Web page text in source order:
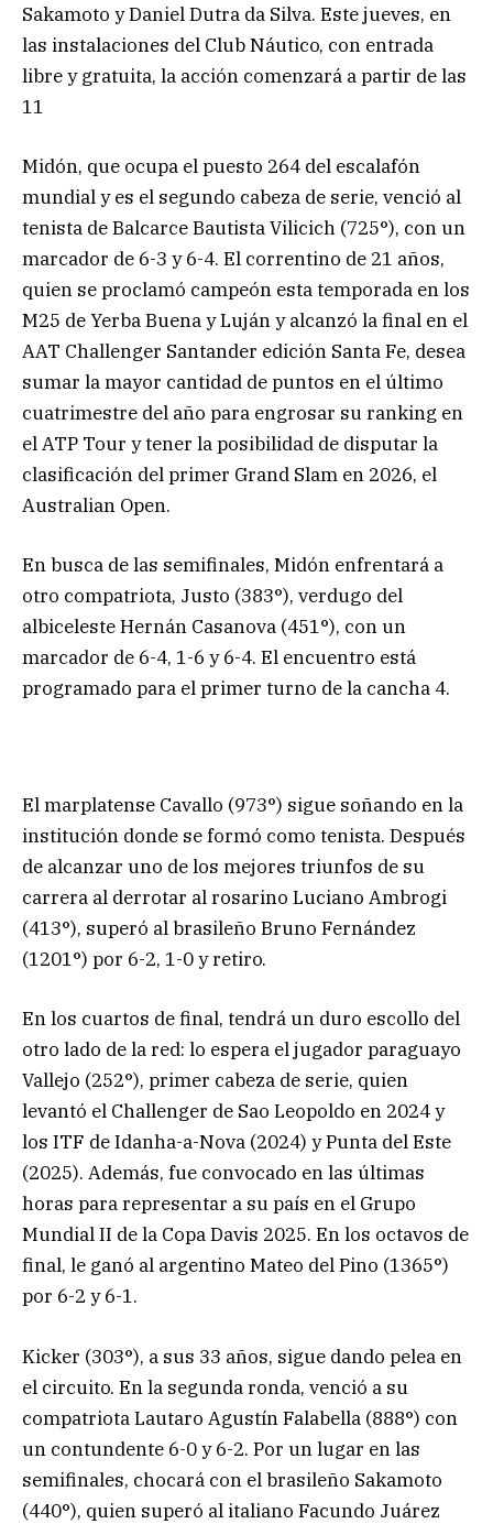
Sakamoto y Daniel Dutra da Silva. Este jueves, en
las instalaciones del Club Náutico, con entrada
libre y gratuita, la acción comenzará a partir de las
11
Midón, que ocupa el puesto 264 del escalafón
mundial y es el segundo cabeza de serie, venció al
tenista de Balcarce Bautista Vilicich (725°), con un
marcador de 6-3 y 6-4. El correntino de 21 años,
quien se proclamó campeón esta temporada en los
M25 de Yerba Buena y Luján y alcanzó la final en el
AAT Challenger Santander edición Santa Fe, desea
sumar la mayor cantidad de puntos en el último
cuatrimestre del año para engrosar su ranking en
el ATP Tour y tener la posibilidad de disputar la
clasificación del primer Grand Slam en 2026, el
Australian Open.
En busca de las semifinales, Midón enfrentará a
otro compatriota, Justo (383°), verdugo del
albiceleste Hernán Casanova (451°), con un
marcador de 6-4, 1-6 y 6-4. El encuentro está
programado para el primer turno de la cancha 4.
El marplatense Cavallo (973°) sigue soñando en la
institución donde se formó como tenista. Después
de alcanzar uno de los mejores triunfos de su
carrera al derrotar al rosarino Luciano Ambrogi
(413°), superó al brasileño Bruno Fernández
(1201°) por 6-2, 1-0 y retiro.
En los cuartos de final, tendrá un duro escollo del
otro lado de la red: lo espera el jugador paraguayo
Vallejo (252°), primer cabeza de serie, quien
levantó el Challenger de Sao Leopoldo en 2024 y
los ITF de Idanha-a-Nova (2024) y Punta del Este
(2025). Además, fue convocado en las últimas
horas para representar a su país en el Grupo
Mundial II de la Copa Davis 2025. En los octavos de
final, le ganó al argentino Mateo del Pino (1365°)
por 6-2 y 6-1.
Kicker (303°), a sus 33 años, sigue dando pelea en
el circuito. En la segunda ronda, venció a su
compatriota Lautaro Agustín Falabella (888°) con
un contundente 6-0 y 6-2. Por un lugar en las
semifinales, chocará con el brasileño Sakamoto
(440°), quien superó al italiano Facundo Juárez